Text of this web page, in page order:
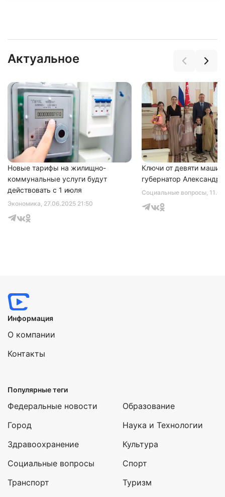
Актуальное
Экономика, 27.06.2025 21:50
Новые тарифы на жилищно-
коммунальные услуги будут
действовать с 1 июля
Социальные вопросы,
Ключи от девяти машин
губернатор Александр
Информация
О компании
Контакты
Популярные теги
Федеральные новости
Город
Здравоохранение
Социальные вопросы
Транспорт
Образование
Наука и Технологии
Культура
Спорт
Туризм